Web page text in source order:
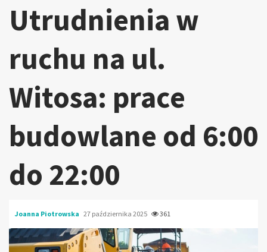
Utrudnienia w
ruchu na ul.
Witosa: prace
budowlane od 6:00
do 22:00
Joanna Piotrowska 27 października 2025 361